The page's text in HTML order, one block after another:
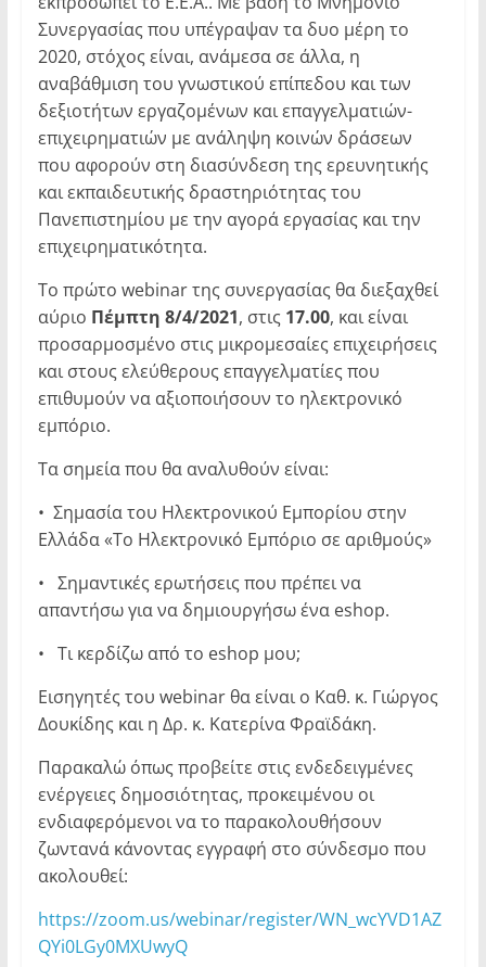
Συνεργασίας που υπέγραψαν τα δυο μέρη το
2020, στόχος είναι, ανάμεσα σε άλλα, η
αναβάθμιση του γνωστικού επίπεδου και των
δεξιοτήτων εργαζομένων και επαγγελματιών-
επιχειρηματιών με ανάληψη κοινών δράσεων
που αφορούν στη διασύνδεση της ερευνητικής
και εκπαιδευτικής δραστηριότητας του
Πανεπιστημίου με την αγορά εργασίας και την
επιχειρηματικότητα.
Το πρώτο webinar της συνεργασίας θα διεξαχθεί
αύριο Πέμπτη 8/4/2021, στις 17.00, και είναι
προσαρμοσμένο στις μικρομεσαίες επιχειρήσεις
και στους ελεύθερους επαγγελματίες που
επιθυμούν να αξιοποιήσουν το ηλεκτρονικό
εμπόριο.
Τα σημεία που θα αναλυθούν είναι:
• Σημασία του Ηλεκτρονικού Εμπορίου στην
Ελλάδα «Το Ηλεκτρονικό Εμπόριο σε αριθμούς»
• Σημαντικές ερωτήσεις που πρέπει να
απαντήσω για να δημιουργήσω ένα eshop.
• Τι κερδίζω από το eshop μου;
Εισηγητές του webinar θα είναι ο Καθ. κ. Γιώργος
Δουκίδης και η Δρ. κ. Κατερίνα Φραϊδάκη.
Παρακαλώ όπως προβείτε στις ενδεδειγμένες
ενέργειες δημοσιότητας, προκειμένου οι
ενδιαφερόμενοι να το παρακολουθήσουν
ζωντανά κάνοντας εγγραφή στο σύνδεσμο που
ακολουθεί:
https://zoom.us/webinar/register/WN_wcYVD1AZ
QYi0LGy0MXUwyQ